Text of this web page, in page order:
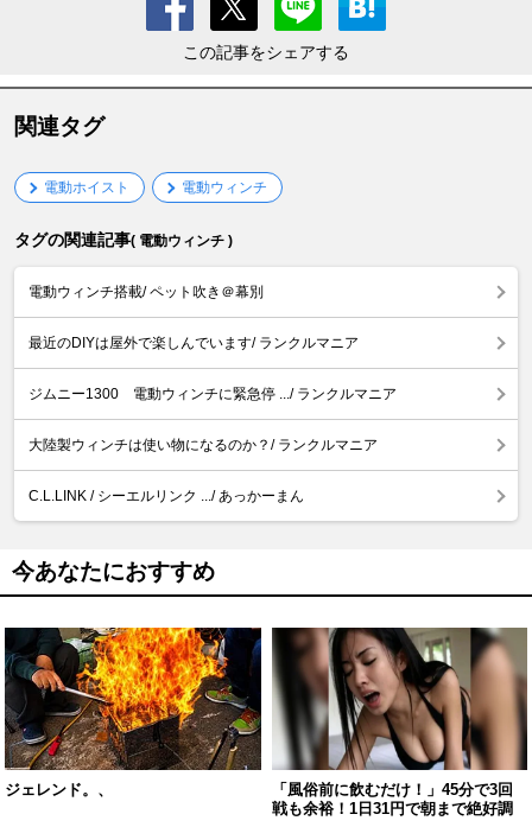
この記事をシェアする
関連タグ
電動ホイスト 電動ウィンチ
タグの関連記事( 電動ウィンチ )
電動ウィンチ搭載/ ペット吹き＠幕別
最近のDIYは屋外で楽しんでいます/ ランクルマニア
ジムニー1300 電動ウィンチに緊急停 .../ ランクルマニア
大陸製ウィンチは使い物になるのか？/ ランクルマニア
C.L.LINK / シーエルリンク .../ あっかーまん
今あなたにおすすめ
ジェレンド。、
「風俗前に飲むだけ！」45分で3回
戦も余裕！1日31円で朝まで絶好調